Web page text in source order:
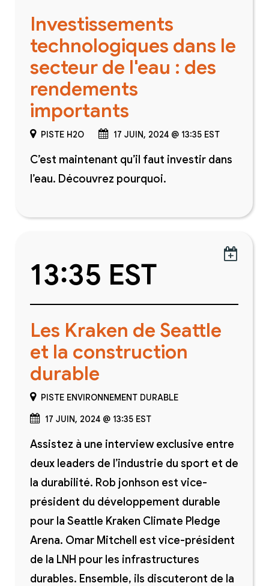
Investissements
technologiques dans le
secteur de l'eau : des
rendements
importants
PISTE H2O 17 JUIN, 2024 @ 13:35 EST
C’est maintenant qu’il faut investir dans
l’eau. Découvrez pourquoi.

13:35 EST
Les Kraken de Seattle
et la construction
durable
PISTE ENVIRONNEMENT DURABLE
17 JUIN, 2024 @ 13:35 EST
Assistez à une interview exclusive entre
deux leaders de l’industrie du sport et de
la durabilité. Rob jonhson est vice-
président du développement durable
pour la Seattle Kraken Climate Pledge
Arena. Omar Mitchell est vice-président
de la LNH pour les infrastructures
durables. Ensemble, ils discuteront de la